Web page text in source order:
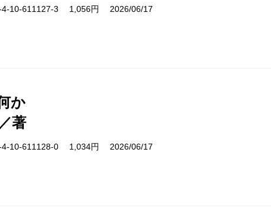
10-611127-3 1,056円 2026/06/17
か
著
10-611128-0 1,034円 2026/06/17